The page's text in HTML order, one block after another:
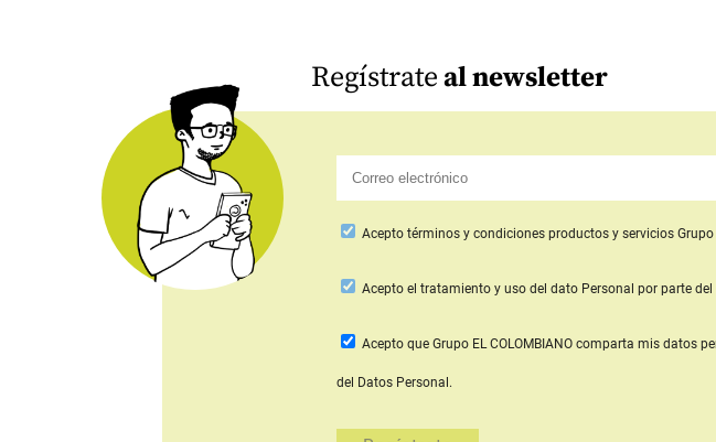
Regístrateal newsletter
Acepto términos y condiciones productos y servicios Grupo
Aceptoel tratamiento y uso del dato Personal por parte del
Acepto que Grupo EL COLOMBIANO comparta mis datos
del Datos Personal.